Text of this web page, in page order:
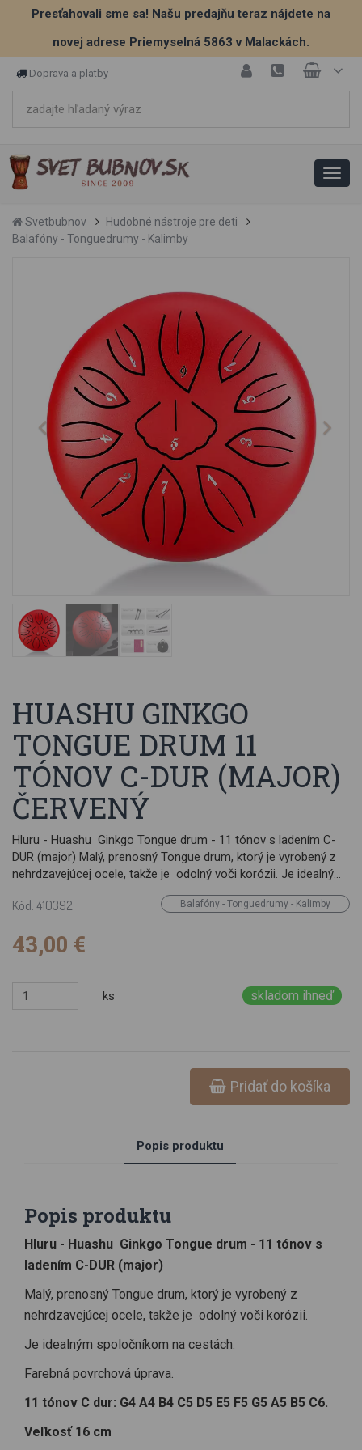
Presťahovali sme sa! Našu predajňu teraz nájdete na
novej adrese Priemyselná 5863 v Malackách.
Doprava a platby
Svetbubnov
Hudobné nástroje pre deti
Balafóny - Tonguedrumy - Kalimby
HUASHU GINKGO
TONGUE DRUM 11
TÓNOV C-DUR (MAJOR)
ČERVENÝ
Hluru - Huashu Ginkgo Tongue drum - 11 tónov s ladením C-
DUR (major) Malý, prenosný Tongue drum, ktorý je vyrobený z
nehrdzavejúcej ocele, takže je odolný voči korózii. Je idealným
C dur: G4 A4 B4 C5 D5 E5 F5 G5 A5 B5 C6. Veľkosť 16 cm Váha
nálepky.
Kód: 410392 Balafóny - Tonguedrumy - Kalimby
43,00 €
ks skladom ihneď
Pridať do košíka
Popis produktu
Popis produktu
Hluru - Huashu Ginkgo Tongue drum - 11 tónov s
ladením C-DUR (major)
Malý, prenosný Tongue drum, ktorý je vyrobený z
nehrdzavejúcej ocele, takže je odolný voči korózii.
Je idealným spoločníkom na cestách.
Farebná povrchová úprava.
11 tónov C dur: G4 A4 B4 C5 D5 E5 F5 G5 A5 B5 C6.
Veľkosť 16 cm